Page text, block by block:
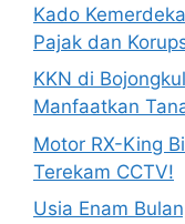
Kado
Pajak dan
KKN di
Manfaatkan
Motor RX-King
Terekam CCTV!
Usia Enam